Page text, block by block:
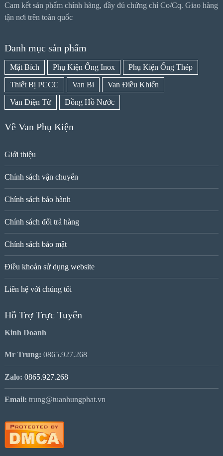
Cam kết sản phẩm chính hãng, đầy đủ chứng chỉ Co/Cq. Giao hàng
tận nơi trên toàn quốc
Danh mục sản phẩm
Mặt Bích Phụ Kiện Ống Inox Phụ Kiện Ống Thép
Thiết Bị PCCC Van Bi Van Điều Khiển
Van Điện Từ Đồng Hồ Nước
Về Van Phụ Kiện
Giới thiệu
Chính sách vận chuyển
Chính sách bảo hành
Chính sách đổi trả hàng
Chính sách bảo mật
Điều khoản sử dụng website
Liên hệ với chúng tôi
Hỗ Trợ Trực Tuyến
Kinh Doanh
Mr Trung: 0865.927.268
Zalo: 0865.927.268
Email: trung@tuanhungphat.vn